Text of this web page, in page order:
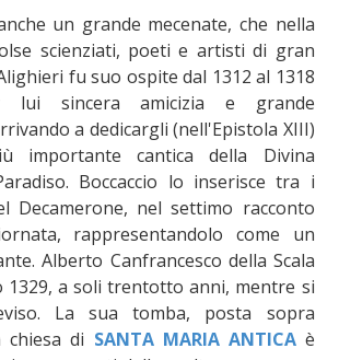
un grande mecenate, che nella
scienziati, poeti e artisti di gran
fu suo ospite dal 1312 al 1318
lui sincera amicizia e grande
a dedicargli (nell'Epistola XIII)
importante cantica della Divina
Boccaccio lo inserisce tra i
Decamerone, nel settimo racconto
rappresentandolo come un
Alberto Canfrancesco della Scala
1329, a soli trentotto anni, mentre si
La sua tomba, posta sopra
chiesa di SANTA MARIA ANTICAè